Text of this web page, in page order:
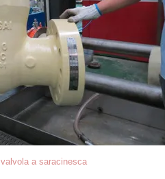
valvola a saracinesca